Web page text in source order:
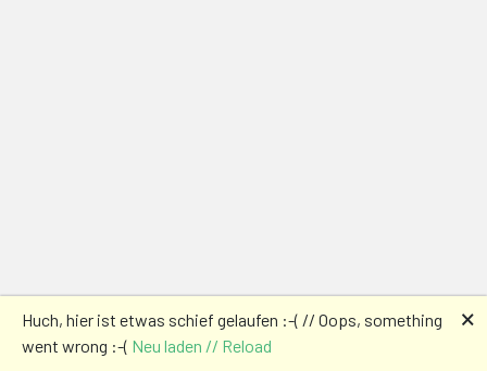
Huch, hier ist etwas schief gelaufen :-( // Oops, something
went wrong :-( Neu laden // Reload
🗙